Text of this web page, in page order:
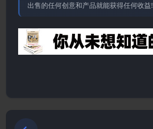
出售的任何创意和产品就能获得任何收益!